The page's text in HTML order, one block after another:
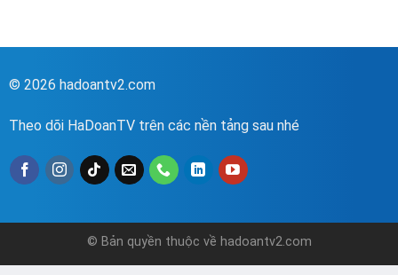
© 2026 hadoantv2.com
Theo dõi HaDoanTV trên các nền tảng sau nhé
© Bản quyền thuộc về hadoantv2.com